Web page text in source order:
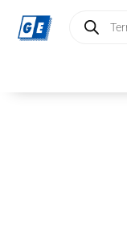
search